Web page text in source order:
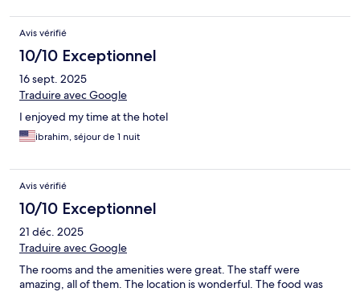
Avis vérifié
10/10 Exceptionnel
16 sept. 2025
Traduire avec Google
I enjoyed my time at the hotel
ibrahim, séjour de 1 nuit
Avis vérifié
10/10 Exceptionnel
21 déc. 2025
Traduire avec Google
The rooms and the amenities were great. The staff were
amazing, all of them. The location is wonderful. The food was